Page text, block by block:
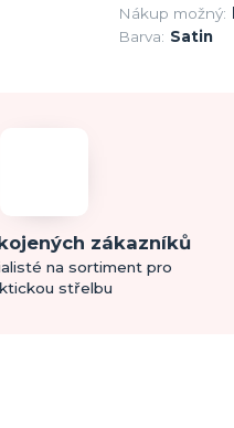
Nákup možný:
Barva: Satin
zákazníků
na sortiment pro
střelbu